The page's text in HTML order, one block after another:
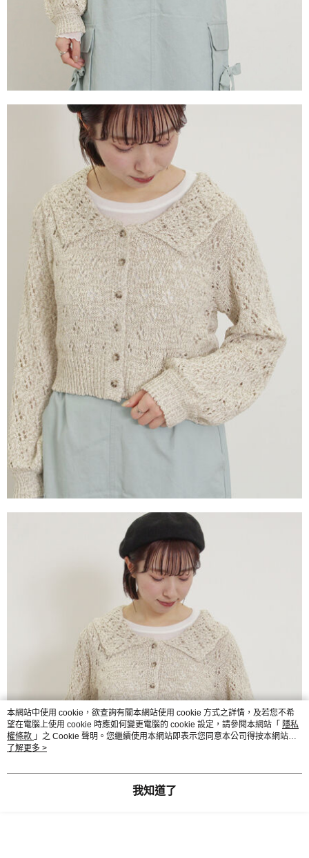
本網站中使用 cookie，欲查詢有關本網站使用 cookie 方式之詳情，及若您不希
望在電腦上使用 cookie 時應如何變更電腦的 cookie 設定，請參閱本網站「 隱私
權條款 」之 Cookie 聲明。您繼續使用本網站即表示您同意本公司得按本網站使
用條款之 Cookie 聲明使用 cookie。
了解更多 >
我知道了